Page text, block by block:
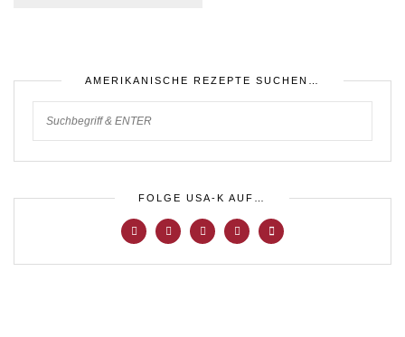
AMERIKANISCHE REZEPTE SUCHEN…
FOLGE USA-K AUF…